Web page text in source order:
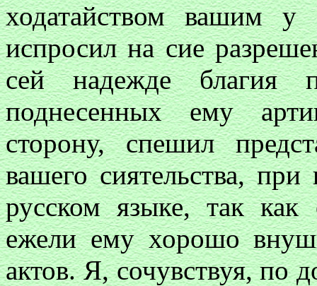
ходатайством вашим
испросил на сие
сей надежде благия
поднесенных ему
сторону, спешил
вашего сиятельства,
русском языке, так
ежели ему хорошо
актов. Я, сочувствуя, по